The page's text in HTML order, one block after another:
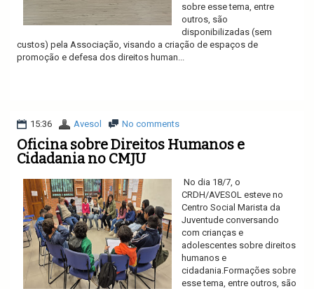
sobre esse tema, entre
outros, são
disponibilizadas (sem
custos) pela Associação, visando a criação de espaços de
promoção e defesa dos direitos human...
15:36 Avesol No comments
Oficina sobre Direitos Humanos e
Cidadania no CMJU
No dia 18/7, o
CRDH/AVESOL esteve no
Centro Social Marista da
Juventude conversando
com crianças e
adolescentes sobre direitos
humanos e
cidadania.Formações sobre
esse tema, entre outros, são